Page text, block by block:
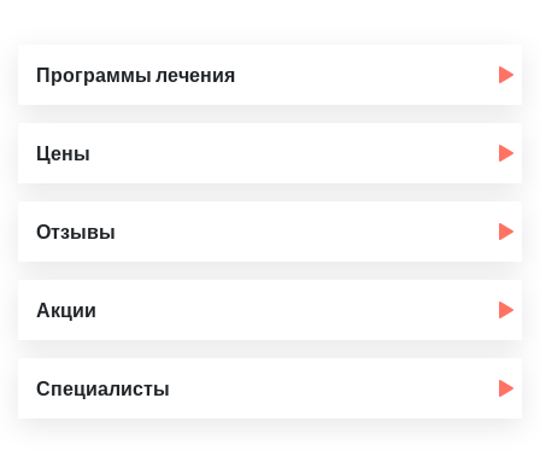
Программы лечения
Цены
Отзывы
Акции
Специалисты